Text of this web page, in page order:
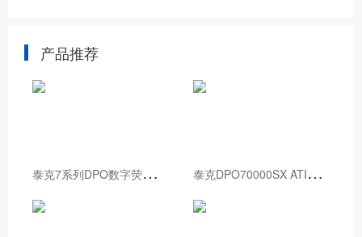
产品推荐
泰
克7系列DPO数字荧光示波器 泰
克DPO70000SX ATI性能示波器